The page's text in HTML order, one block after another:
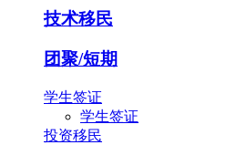
技术移民
团聚/短期
学生签证
学生签证
投资移民